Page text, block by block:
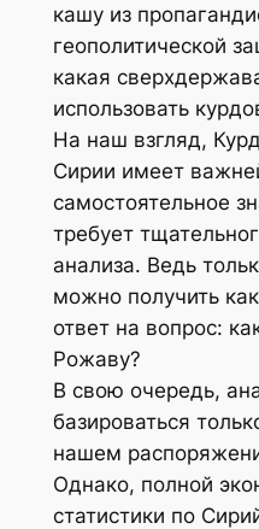
кашу из
геополитической
какая
использовать
На наш взгляд,
Сирии имеет
самостоятельное
требует
анализа. Ведь
можно получить
ответ на вопрос:
Рожаву?
В свою очередь,
базироваться
нашем
Однако, полной
статистики по